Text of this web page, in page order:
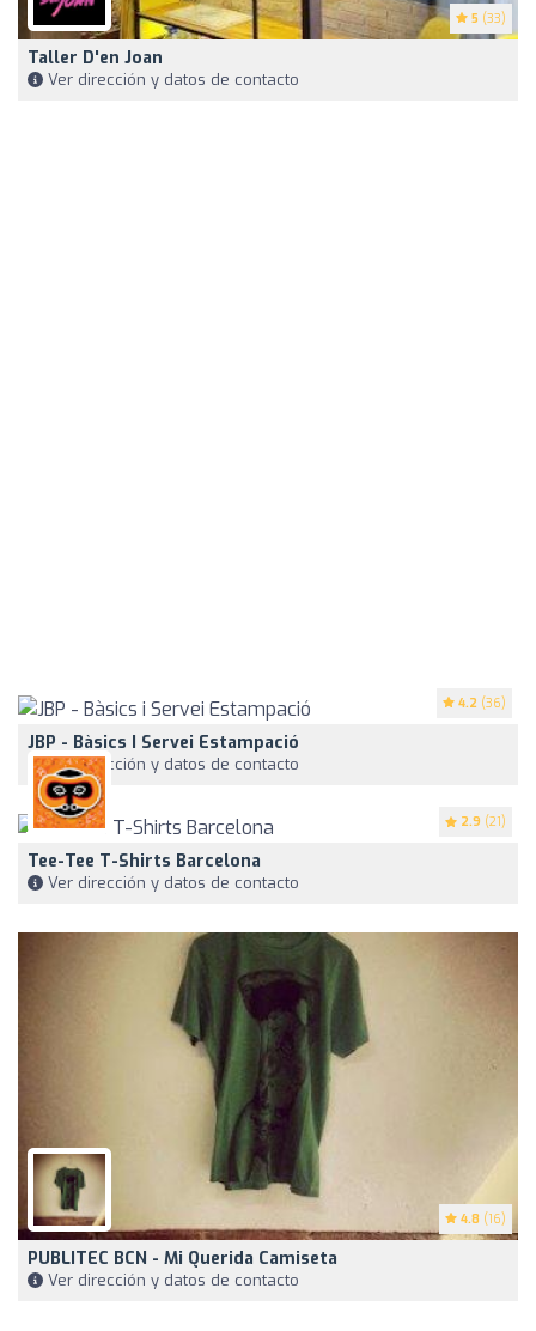
5 (33)
Taller D'en Joan
Ver dirección y datos de contacto
4.2 (36)
JBP - Bàsics I Servei Estampació
Ver dirección y datos de contacto
2.9 (21)
Tee-Tee T-Shirts Barcelona
Ver dirección y datos de contacto
4.8 (16)
PUBLITEC BCN - Mi Querida Camiseta
Ver dirección y datos de contacto